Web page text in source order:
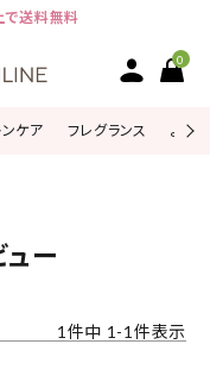
送料無料
0
ケア フレグランス よじ
ー
1 件中 1 -1 件表示